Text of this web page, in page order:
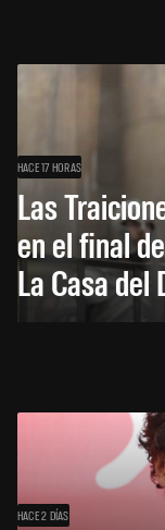
HACE 17 HORAS
Las
en el final
La Casa del
HACE 2 DÍAS